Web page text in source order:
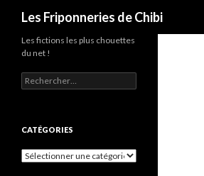
Les Friponneries de Chibi
Les fictions les plus chouettes
du net !
Rechercher :
CATÉGORIES
Catégories